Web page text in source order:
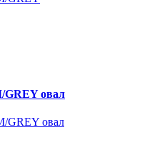
овал